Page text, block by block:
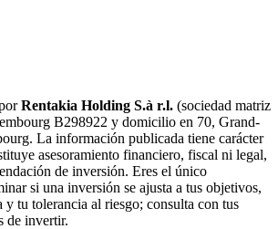
Rentakia Holding S.à r.l. (sociedad matriz
B298922 y domicilio en 70, Grand-
La información publicada tiene carácter
asesoramiento financiero, fiscal ni legal,
de inversión. Eres el único
si una inversión se ajusta a tus objetivos,
y tu tolerancia al riesgo; consulta con tus
de invertir.